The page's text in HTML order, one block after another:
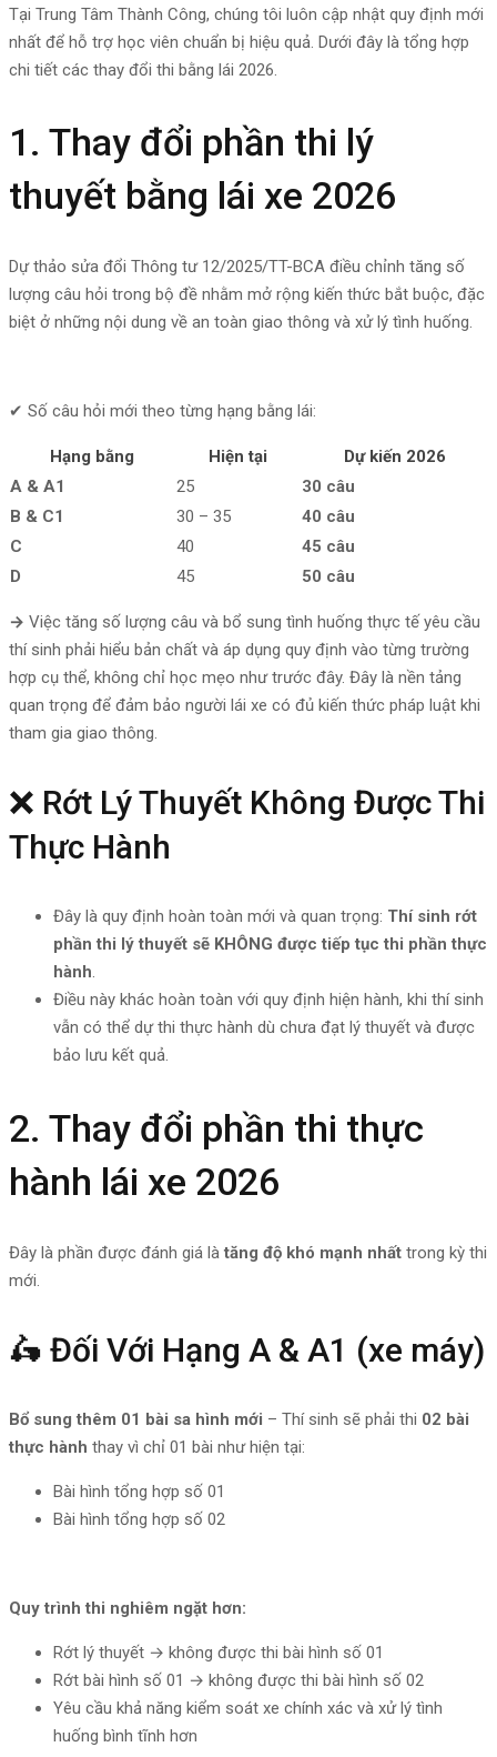
Tại Trung Tâm Thành Công, chúng tôi luôn cập nhật quy định mới
nhất để hỗ trợ học viên chuẩn bị hiệu quả. Dưới đây là tổng hợp
chi tiết các thay đổi thi bằng lái 2026.
1. Thay đổi phần thi lý
thuyết bằng lái xe 2026
Dự thảo sửa đổi Thông tư 12/2025/TT-BCA điều chỉnh tăng số
lượng câu hỏi trong bộ đề nhằm mở rộng kiến thức bắt buộc, đặc
biệt ở những nội dung về an toàn giao thông và xử lý tình huống.
✔ Số câu hỏi mới theo từng hạng bằng lái:
Hạng bằng Hiện tại
Dự kiến 2026
A & A1
25
30 câu
B & C1
30 – 35
40 câu
C
40
45 câu
D
45 50 câu
→ Việc tăng số lượng câu và bổ sung tình huống thực tế yêu cầu
thí sinh phải hiểu bản chất và áp dụng quy định vào từng trường
hợp cụ thể, không chỉ học mẹo như trước đây. Đây là nền tảng
quan trọng để đảm bảo người lái xe có đủ kiến thức pháp luật khi
tham gia giao thông.
❌ Rớt Lý Thuyết Không Được Thi
Thực Hành
Đây là quy định hoàn toàn mới và quan trọng: Thí sinh rớt
phần thi lý thuyết sẽ KHÔNG được tiếp tục thi phần thực
hành.
Điều này khác hoàn toàn với quy định hiện hành, khi thí sinh
vẫn có thể dự thi thực hành dù chưa đạt lý thuyết và được
bảo lưu kết quả.
2. Thay đổi phần thi thực
hành lái xe 2026
Đây là phần được đánh giá là tăng độ khó mạnh nhất trong kỳ thi
mới.
🛵 Đối Với Hạng A & A1 (xe máy)
Bổ sung thêm 01 bài sa hình mới – Thí sinh sẽ phải thi 02 bài
thực hành thay vì chỉ 01 bài như hiện tại:
Bài hình tổng hợp số 01
Bài hình tổng hợp số 02
Quy trình thi nghiêm ngặt hơn:
Rớt lý thuyết → không được thi bài hình số 01
Rớt bài hình số 01 → không được thi bài hình số 02
Yêu cầu khả năng kiểm soát xe chính xác và xử lý tình
huống bình tĩnh hơn